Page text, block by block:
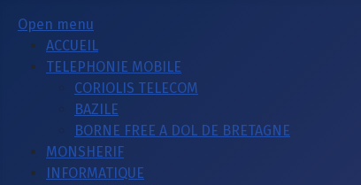
Open menu
ACCUEIL
TELEPHONIE MOBILE
CORIOLIS TELECOM
BAZILE
BORNE FREE A DOL DE BRETAGNE
MONSHERIF
INFORMATIQUE